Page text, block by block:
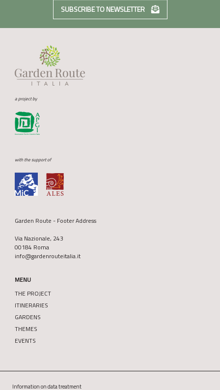
SUBSCRIBE TO NEWSLETTER
a project by
with the support of
Garden Route - Footer Address
Via Nazionale, 243
00184 Roma
info@gardenrouteitalia.it
MENU
THE PROJECT
ITINERARIES
GARDENS
THEMES
EVENTS
Information on data treatment